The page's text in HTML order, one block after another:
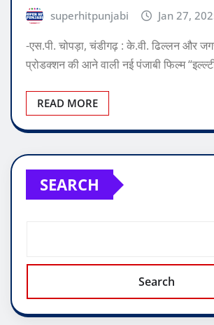
superhitpunjabi Jan 27,
-एस.पी. चोपड़ा, चंडीगढ़ : के.वी. ढिल्लन और
प्रोडक्शन की आने वाली नई पंजाबी फिल्म
READ MORE
SEARCH
Search